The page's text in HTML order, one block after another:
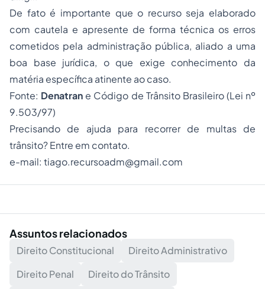
De fato é importante que o recurso seja elaborado
com cautela e apresente de forma técnica os erros
cometidos pela administração pública, aliado a uma
boa base jurídica, o que exige conhecimento da
matéria específica atinente ao caso.
Fonte: Denatran e Código de Trânsito Brasileiro(Lei nº
9.503/97)
Precisando de ajuda para recorrer de multas de
trânsito? Entre em contato.
e-mail: tiago.recursoadm@gmail.com
Assuntos relacionados
Direito Constitucional
Direito Administrativo
Direito Penal
Direito do Trânsito